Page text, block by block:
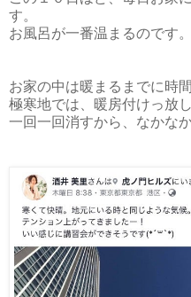
す。
お風呂が一番温まるのです。
お家の中は暖まるまでに時
極寒地では、暖房付けっ放
一回一回消すから、なかな